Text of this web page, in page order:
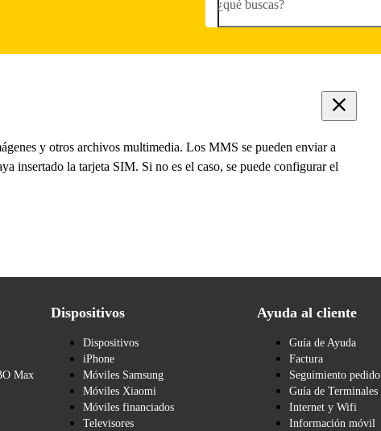
¿qué buscas?
y otros archivos multimedia. Los MMS se pueden enviar a
insertado la tarjeta SIM. Si no es el caso, se puede configurar el
Max
Dispositivos
Dispositivos
iPhone
Móviles Samsung
Móviles Xiaomi
Móviles financiados
Televisores
Ayuda al cliente
Guía de Ayuda
Factura
Seguimiento pedido
Guía de Terminales
Internet y Wifi
Información móvil